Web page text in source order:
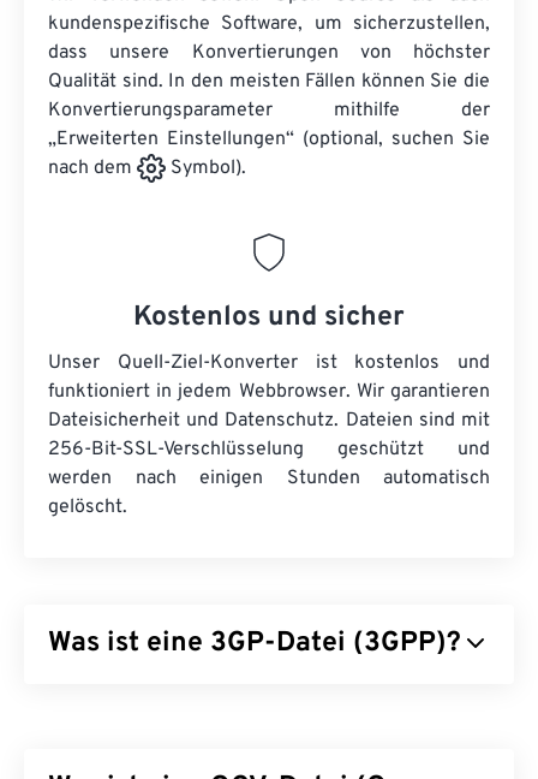
kundenspezifische Software, um sicherzustellen,
dass unsere Konvertierungen von höchster
Qualität sind. In den meisten Fällen können Sie die
Konvertierungsparameter mithilfe der
„Erweiterten Einstellungen“ (optional, suchen Sie
nach dem
Symbol).
Kostenlos und sicher
Unser Quell-Ziel-Konverter ist kostenlos und
funktioniert in jedem Webbrowser. Wir garantieren
Dateisicherheit und Datenschutz. Dateien sind mit
256-Bit-SSL-Verschlüsselung geschützt und
werden nach einigen Stunden automatisch
gelöscht.
Was ist eine 3GP-Datei (3GPP)?